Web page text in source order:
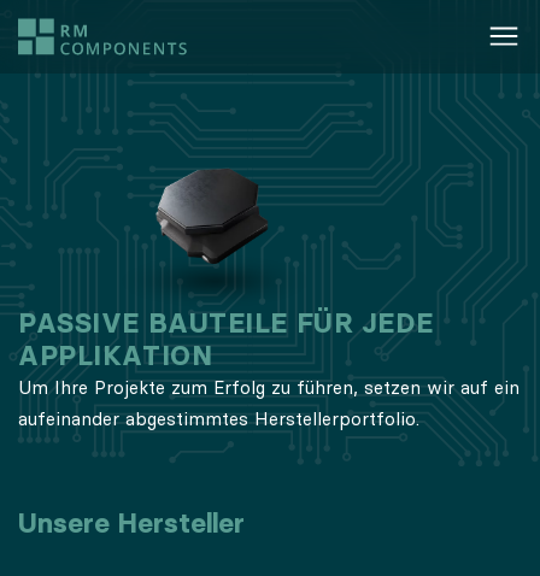
PASSIVE BAUTEILE FÜR JEDE
APPLIKATION
Um Ihre Projekte zum Erfolg zu führen, setzen wir auf ein
aufeinander abgestimmtes Herstellerportfolio.
Unsere Hersteller